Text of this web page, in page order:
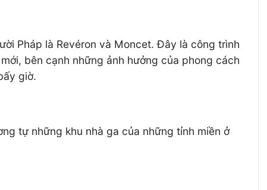
Pháp là Revéron và Moncet. Đây là công trình
bên cạnh những ảnh hưởng của phong cách
giờ.
tự những khu nhà ga của những tỉnh miền ở